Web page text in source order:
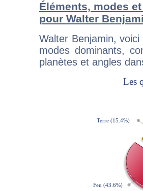
Éléments, modes
pour Walter
Walter Benjamin,
modes dominants,
planètes et angles